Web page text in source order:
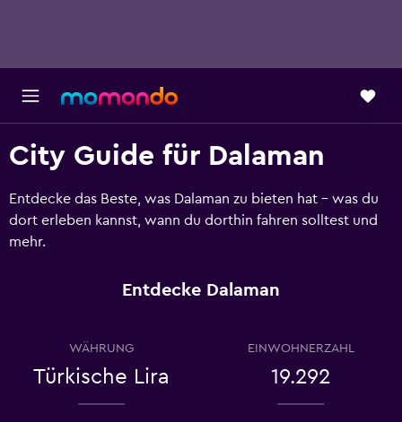
City Guide für Dalaman
Entdecke das Beste, was Dalaman zu bieten hat - was du
dort erleben kannst, wann du dorthin fahren solltest und
mehr.
Entdecke Dalaman
WÄHRUNG
Türkische Lira
EINWOHNERZAHL
19.292